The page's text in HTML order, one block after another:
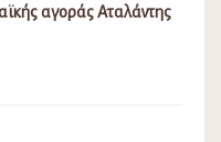
αγοράς Αταλάντης